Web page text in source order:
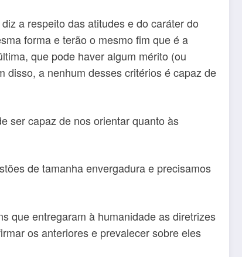
a respeito das atitudes e do caráter do
forma e terão o mesmo fim que é a
que pode haver algum mérito (ou
disso, a nenhum desses critérios é capaz de
ser capaz de nos orientar quanto às
de tamanha envergadura e precisamos
que entregaram à humanidade as diretrizes
os anteriores e prevalecer sobre eles